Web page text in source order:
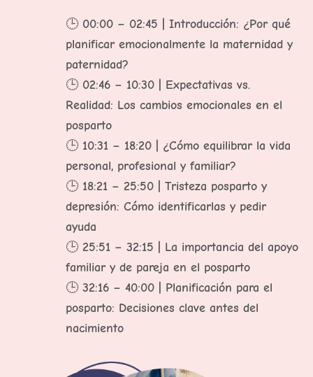
🕒 00:00 – 02:45 | Introducción: ¿Por qué
planificar emocionalmente la maternidad y
paternidad?
🕒 02:46 – 10:30 | Expectativas vs.
Realidad: Los cambios emocionales en el
posparto
🕒 10:31 – 18:20 | ¿Cómo equilibrar la vida
personal, profesional y familiar?
🕒 18:21 – 25:50 | Tristeza posparto y
depresión: Cómo identificarlas y pedir
ayuda
🕒 25:51 – 32:15 | La importancia del apoyo
familiar y de pareja en el posparto
🕒 32:16 – 40:00 | Planificación para el
posparto: Decisiones clave antes del
nacimiento